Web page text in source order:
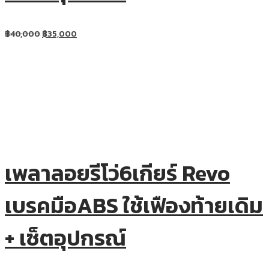
฿40,000฿35,000
เพลาลอยรีโว่6เกียร์ Revo
เบรคมือABS ใช้เฟืองท้ายเดิม
+ เซ็ตอุปกรณ์